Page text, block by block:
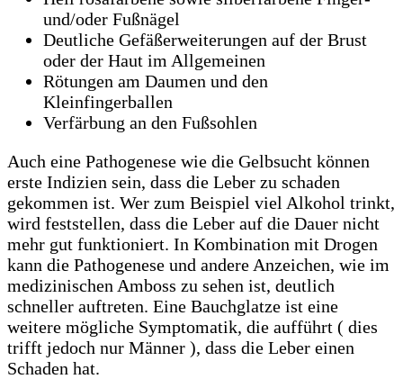
und/oder Fußnägel
Deutliche Gefäßerweiterungen auf der Brust
oder der Haut im Allgemeinen
Rötungen am Daumen und den
Kleinfingerballen
Verfärbung an den Fußsohlen
Auch eine Pathogenese wie die Gelbsucht können
erste Indizien sein, dass die Leber zu schaden
gekommen ist. Wer zum Beispiel viel Alkohol trinkt,
wird feststellen, dass die Leber auf die Dauer nicht
mehr gut funktioniert. In Kombination mit Drogen
kann die Pathogenese und andere Anzeichen, wie im
medizinischen Amboss zu sehen ist, deutlich
schneller auftreten. Eine Bauchglatze ist eine
weitere mögliche Symptomatik, die aufführt ( dies
trifft jedoch nur Männer ), dass die Leber einen
Schaden hat.